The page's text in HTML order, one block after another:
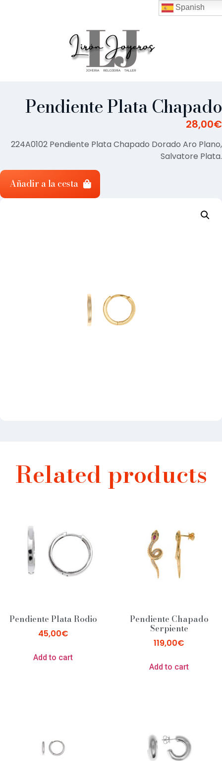
Pendiente Plata Chapado
28,00€
224A0102 Pendiente Plata Chapado Dorado Aro Plano,
Salvatore Plata.
Añadir a la cesta
Related products
Pendiente Plata Rodio
45,00€
Add to cart
Pendiente Chapado
Serpiente
119,00€
Add to cart
Spanish